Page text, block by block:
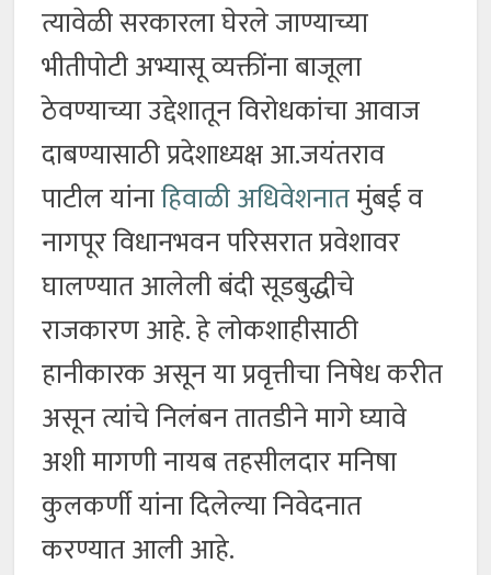
त्यावेळी सरकारला घेरले जाण्याच्या
भीतीपोटी अभ्यासू व्यक्तींना बाजूला
ठेवण्याच्या उद्देशातून विरोधकांचा आवाज
दाबण्यासाठी प्रदेशाध्यक्ष आ.जयंतराव
पाटील यांनाहिवाळी अधिवेशनातमुंबई व
नागपूर विधानभवन परिसरात प्रवेशावर
घालण्यात आलेली बंदी सूडबुद्धीचे
राजकारण आहे. हे लोकशाहीसाठी
हानीकारक असून या प्रवृत्तीचा निषेध करीत
असून त्यांचे निलंबन तातडीने मागे घ्यावे
अशी मागणी नायब तहसीलदार मनिषा
कुलकर्णी यांना दिलेल्या निवेदनात
करण्यात आली आहे.